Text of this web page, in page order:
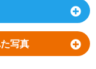
写真